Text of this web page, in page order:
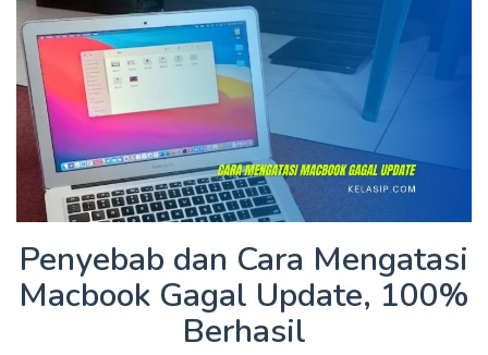
Penyebab dan Cara Mengatasi
Macbook Gagal Update, 100%
Berhasil